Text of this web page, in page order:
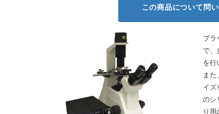
この商品について問
プラ
で、
を行
ま
イズ
のシ
り